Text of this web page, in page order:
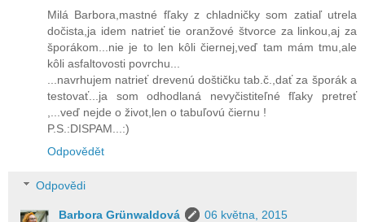
Milá Barbora,mastné fľaky z chladničky som zatiaľ utrela
dočista,ja idem natrieť tie oranžové štvorce za linkou,aj za
šporákom...nie je to len kôli čiernej,veď tam mám tmu,ale
kôli asfaltovosti povrchu...
...navrhujem natrieť drevenú doštičku tab.č.,dať za šporák a
testovať...ja som odhodlaná nevyčistiteľné fľaky pretreť
,...veď nejde o život,len o tabuľovú čiernu !
P.S.:DISPAM...:)
Odpovědět
Odpovědi
Barbora Grünwaldová
06 května, 2015